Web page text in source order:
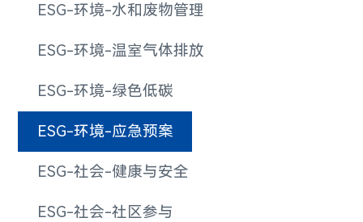
ESG-环境-水和废物管理
ESG-环境-温室气体排放
ESG-环境-绿色低碳
ESG-环境-应急预案
ESG-社会-健康与安全
ESG-社会-社区参与